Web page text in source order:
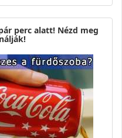
perc alatt! Nézd meg